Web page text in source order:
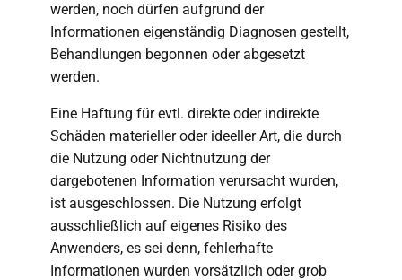
werden, noch dürfen aufgrund der
Informationen eigenständig Diagnosen gestellt,
Behandlungen begonnen oder abgesetzt
werden.
Eine Haftung für evtl. direkte oder indirekte
Schäden materieller oder ideeller Art, die durch
die Nutzung oder Nichtnutzung der
dargebotenen Information verursacht wurden,
ist ausgeschlossen. Die Nutzung erfolgt
ausschließlich auf eigenes Risiko des
Anwenders, es sei denn, fehlerhafte
Informationen wurden vorsätzlich oder grob